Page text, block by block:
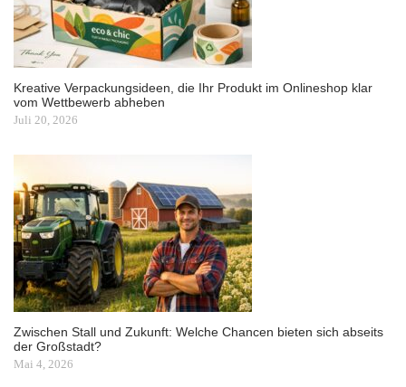
Kreative Verpackungsideen, die Ihr Produkt im Onlineshop klar
vom Wettbewerb abheben
Juli 20, 2026
Zwischen Stall und Zukunft: Welche Chancen bieten sich abseits
der Großstadt?
Mai 4, 2026